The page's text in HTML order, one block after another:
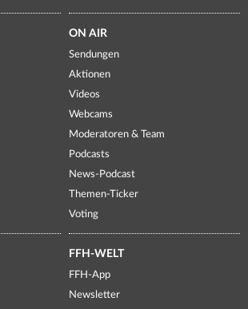
ON AIR
Sendungen
Aktionen
Videos
Webcams
Moderatoren & Team
Podcasts
News-Podcast
Themen-Ticker
Voting
FFH-WELT
FFH-App
Newsletter